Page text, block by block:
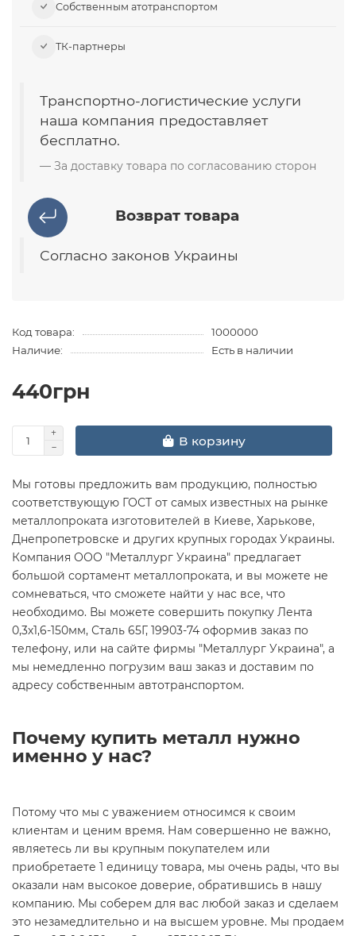
Собственным атотранспортом
ТК-партнеры
Транспортно-логистические услуги
наша компания предоставляет
бесплатно.
За доставку товара по согласованию сторон
Возврат товара
Согласно законов Украины
Код товара:
1000000
Наличие:
Есть в наличии
440грн
В корзину
Мы готовы предложить вам продукцию, полностью
соответствующую ГОСТ от самых известных на рынке
металлопроката изготовителей в Киеве, Харькове,
Днепропетровске и других крупных городах Украины.
Компания ООО "Металлург Украина" предлагает
большой сортамент металлопроката, и вы можете не
сомневаться, что сможете найти у нас все, что
необходимо. Вы можете совершить покупку Лента
0,3х1,6-150мм, Сталь 65Г, 19903-74 оформив заказ по
телефону, или на сайте фирмы "Металлург Украина", а
мы немедленно погрузим ваш заказ и доставим по
адресу собственным автотранспортом.
Почему купить металл нужно
именно у нас?
Потому что мы с уважением относимся к своим
клиентам и ценим время. Нам совершенно не важно,
являетесь ли вы крупным покупателем или
приобретаете 1 единицу товара, мы очень рады, что вы
оказали нам высокое доверие, обратившись в нашу
компанию. Мы соберем для вас любой заказ и сделаем
это незамедлительно и на высшем уровне. Мы продаем